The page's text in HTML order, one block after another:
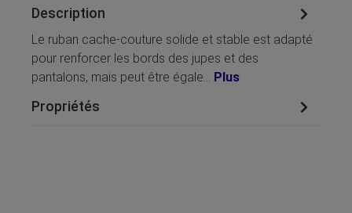
Description
Le ruban cache-couture solide et stable est adapté
pour renforcer les bords des jupes et des
pantalons, mais peut être égale… Plus
Propriétés